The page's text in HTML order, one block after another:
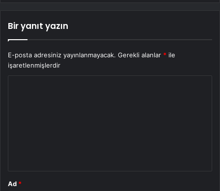
Bir yanıt yazın
E-posta adresiniz yayınlanmayacak. Gerekli alanlar * ile
işaretlenmişlerdir
Ad *